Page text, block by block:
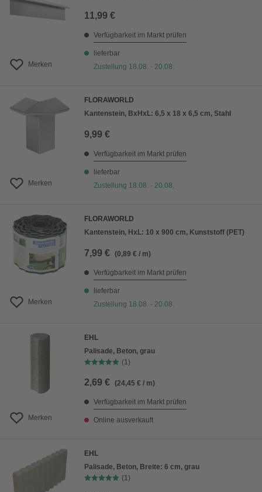
Merken
11,99 €
Verfügbarkeit im Markt prüfen
lieferbar
Zustellung 18.08. - 20.08.
Merken
FLORAWORLD
Kantenstein, BxHxL: 6,5 x 18 x 6,5 cm, Stahl
9,99 €
Verfügbarkeit im Markt prüfen
lieferbar
Zustellung 18.08. - 20.08.
Merken
FLORAWORLD
Kantenstein, HxL: 10 x 900 cm, Kunststoff (PET)
7,99 € (0,89 € / m)
Verfügbarkeit im Markt prüfen
lieferbar
Zustellung 18.08. - 20.08.
Merken
EHL
Palisade, Beton, grau
(1)
2,69 € (24,45 € / m)
Verfügbarkeit im Markt prüfen
Online ausverkauft
EHL
Palisade, Beton, Breite: 6 cm, grau
(1)